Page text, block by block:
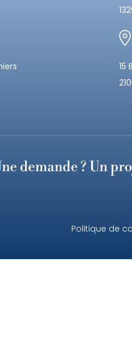
15
demande ? Un
Politique de